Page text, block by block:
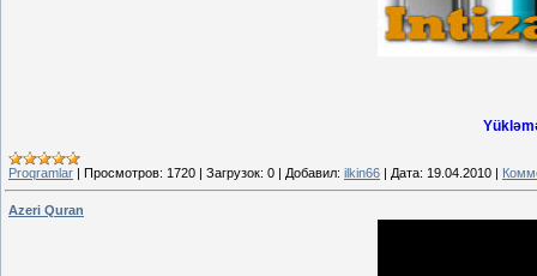
Proqramlar Просмотров: 1720 Загрузок: 0 Добавил: ilkin66 Дата: 19.04.2010
Azeri Quran